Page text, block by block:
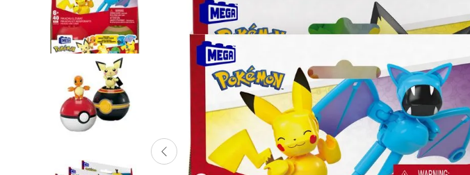
Gadgets y Electrónicos
Juegos de Mesa
Lanzadores
Muñecas
Construcción
Peluches